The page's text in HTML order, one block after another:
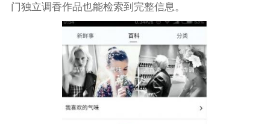
门独立调香作品也能检索到完整信息。